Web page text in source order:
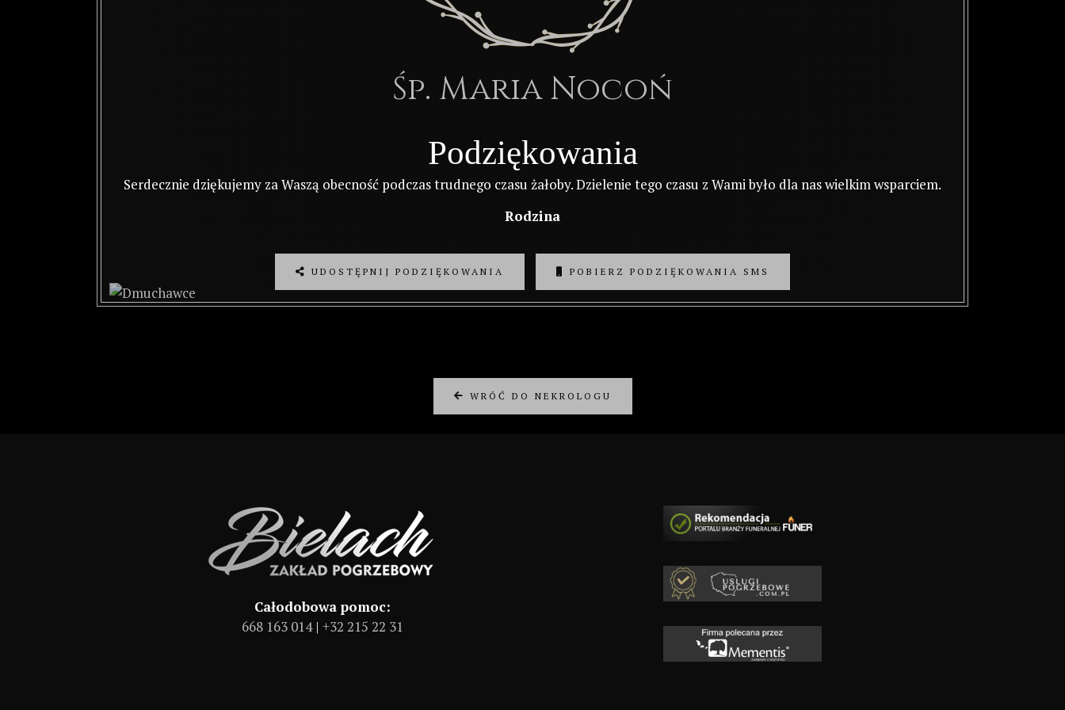
Śp. Maria Nocoń
Podziękowania
Serdecznie dziękujemy za Waszą obecność podczas trudnego czasu żałoby. Dzielenie tego czasu z Wami było dla nas wielkim wsparciem.
Rodzina
UDOSTĘPNIJ PODZIĘKOWANIA POBIERZ PODZIĘKOWANIA SMS
WRÓĆ DO NEKROLOGU
Całodobowa pomoc:
668 163 014| +32 215 22 31